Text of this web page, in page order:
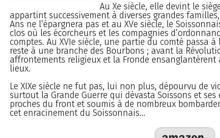
Au Xe siècle, elle devint le
appartint successivement à diverses grandes
Ans ne l’épargnera pas et au XVe siècle, le
clos où les écorcheurs et les compagnies
comptes. Au XVIe siècle, une partie du comté passa
reste à une branche des Bourbons ; avant la
affrontements religieux et la Fronde ensanglantèrent
lieux.
Le XIXe siècle ne fut pas, lui non plus, dépourvu de
surtout la Grande Guerre qui dévasta Soissons et ses
proches du front et soumis à de nombreux
cet enracinement du Soissonnais...